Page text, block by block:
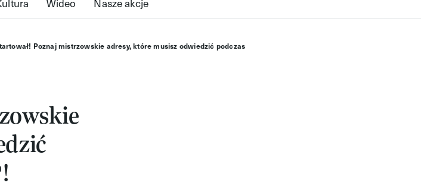
Poznaj mistrzowskie adresy, które musisz odwiedzić podczas